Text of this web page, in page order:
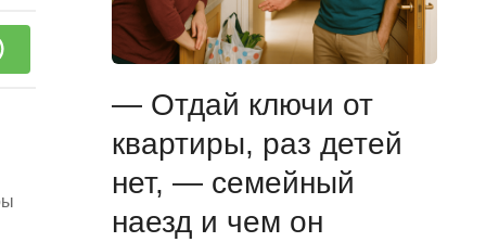
— Отдай ключи от
квартиры, раз детей
нет, — семейный
наезд и чем он